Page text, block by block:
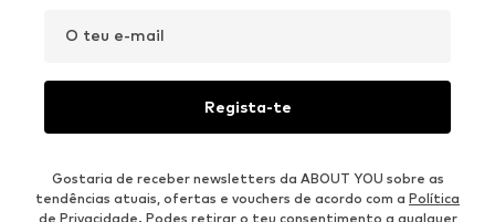
O teu e-mail
Regista-te
Gostaria de receber newsletters da ABOUT YOU sobre as
tendências atuais, ofertas e vouchers de acordo com a Política
de Privacidade. Podes retirar o teu consentimento a qualquer